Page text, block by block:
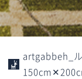
artgabbeh_